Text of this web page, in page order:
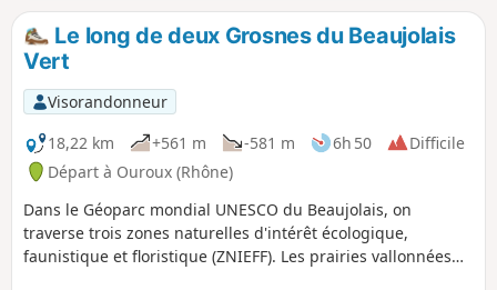
Le long de deux Grosnes du Beaujolais
Vert
Visorandonneur
18,22 km
+561 m -581 m 6h 50
Difficile
Départ à Ouroux (Rhône)
Dans le Géoparc mondial UNESCO du Beaujolais, on
traverse trois zones naturelles d'intérêt écologique,
faunistique et floristique (ZNIEFF). Les prairies vallonnées